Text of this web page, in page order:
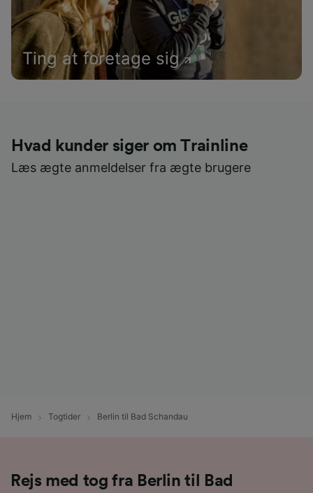
Ting at foretage sig
Hvad kunder siger om Trainline
Læs ægte anmeldelser fra ægte brugere
Hjem Togtider Berlin til Bad Schandau
Rejs med tog fra Berlin til Bad